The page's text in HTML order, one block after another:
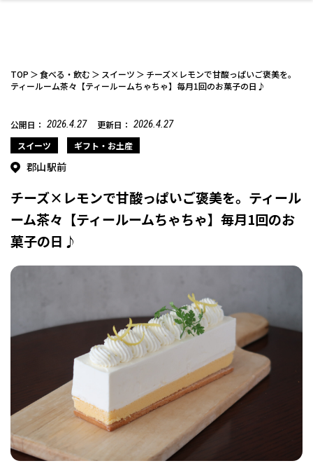
お酒
福島ローカルグル
メ
デート・友達と
名所
美容アイテム
フィットネス・や
せたい
鍼灸・整体・リラ
クゼーション
まつ毛サロン
ファッション
スポーツ・アウト
インテリア 生活を彩るモノ
趣味・スキルアッ
プ
保育園・こども園 子どもの習い事・
塾
リフォーム・リノ
TOP 食べる・飲む スイーツ
チーズ×レモンで甘酸っぱいご褒美を。
ティールーム茶々【ティールームちゃちゃ】毎月1回のお菓子の日♪
公開日： 2026.4.27 更新日： 2026.4.27
スイーツ ギフト・お土産
郡山駅前
チーズ×レモンで甘酸っぱいご褒美を。ティール
ーム茶々【ティールームちゃちゃ】毎月1回のお
菓子の日♪